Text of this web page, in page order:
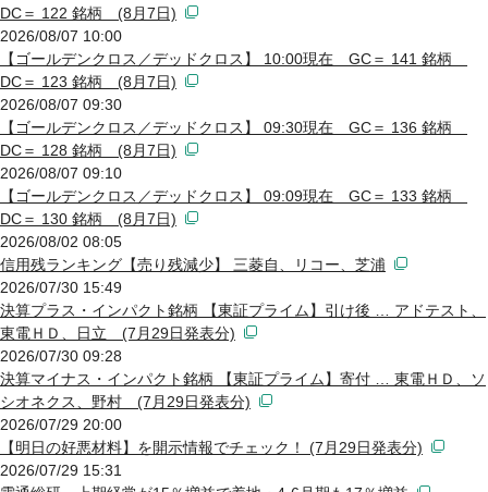
DC＝ 122 銘柄 (8月7日)
2026/08/07 10:00
【ゴールデンクロス／デッドクロス】 10:00現在 GC＝ 141 銘柄
DC＝ 123 銘柄 (8月7日)
2026/08/07 09:30
【ゴールデンクロス／デッドクロス】 09:30現在 GC＝ 136 銘柄
DC＝ 128 銘柄 (8月7日)
2026/08/07 09:10
【ゴールデンクロス／デッドクロス】 09:09現在 GC＝ 133 銘柄
DC＝ 130 銘柄 (8月7日)
2026/08/02 08:05
信用残ランキング【売り残減少】 三菱自、リコー、芝浦
2026/07/30 15:49
決算プラス・インパクト銘柄 【東証プライム】引け後 … アドテスト、
東電ＨＤ、日立 (7月29日発表分)
2026/07/30 09:28
決算マイナス・インパクト銘柄 【東証プライム】寄付 … 東電ＨＤ、ソ
シオネクス、野村 (7月29日発表分)
2026/07/29 20:00
【明日の好悪材料】を開示情報でチェック！ (7月29日発表分)
2026/07/29 15:31